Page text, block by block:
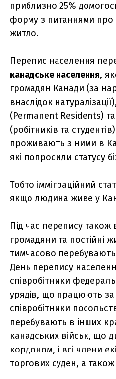
приблизно 25%
форму з питаннями про
житло.
Перепис населення
канадське населення,
громадян Канади (за
внаслідок
(Permanent Residents)
(робітників та студентів)
проживають з ними в
які попросили статусу
Тобто імміграційний
якщо людина живе у
Під час перепису також
громадяни та постійні
тимчасово
День перепису
співробітники
урядів, що працюють
співробітники
перебувають в інших
канадських військ, що
кордоном, і всі члени
торгових суден, а також